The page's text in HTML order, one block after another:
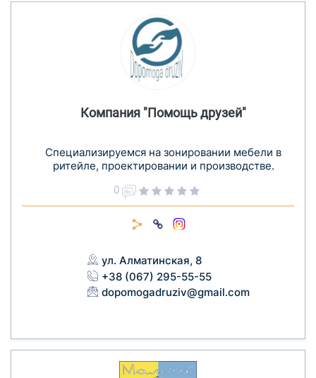
Компания "Помощь друзей"
Специализируемся на зонировании мебели в
ритейле, проектировании и производстве.
0
ул. Алматинская, 8
+38 (067) 295-55-55
dopomogadruziv@gmail.com